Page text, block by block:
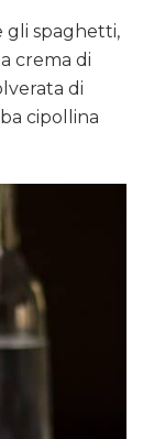
gli spaghetti,
crema di
di
cipollina